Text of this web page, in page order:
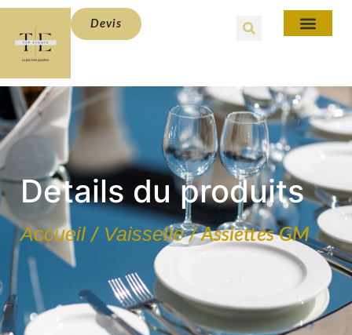
Devis
Details du produits
Accueil / Vaisselle/ Assiettes GM